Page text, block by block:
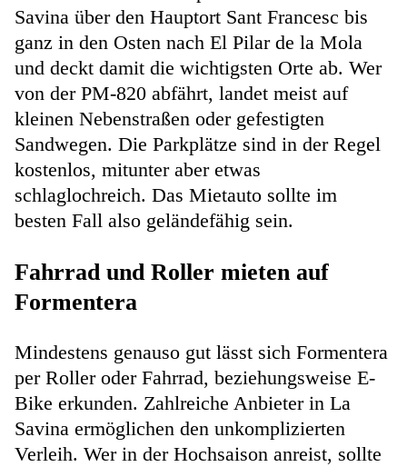
Savina über den Hauptort Sant Francesc bis
ganz in den Osten nach El Pilar de la Mola
und deckt damit die wichtigsten Orte ab. Wer
von der PM-820 abfährt, landet meist auf
kleinen Nebenstraßen oder gefestigten
Sandwegen. Die Parkplätze sind in der Regel
kostenlos, mitunter aber etwas
schlaglochreich. Das Mietauto sollte im
besten Fall also geländefähig sein.
Fahrrad und Roller mieten auf
Formentera
Mindestens genauso gut lässt sich Formentera
per Roller oder Fahrrad, beziehungsweise E-
Bike erkunden. Zahlreiche Anbieter in La
Savina ermöglichen den unkomplizierten
Verleih. Wer in der Hochsaison anreist, sollte